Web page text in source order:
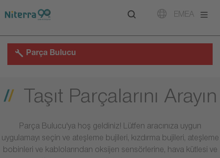
to
to
to
EMEA
Parça Bulucu
Taşıt Parçalarını Arayın
Parça Bulucu'ya hoş geldiniz! Lütfen aracınıza uygun
uygulamayı seçin ve ateşleme bujileri, kızdırma bujileri, ateşleme
bobinleri ve kablolarından oksijen sensörlerine, hava kütlesi ve